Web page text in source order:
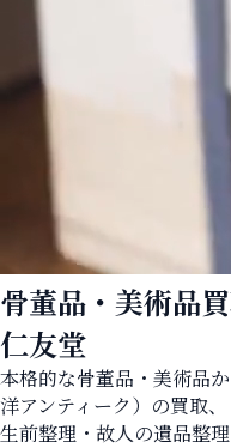
骨董品・美術品
仁友堂
本格的な骨董品・美術品
洋アンティーク）の買取、
生前整理・故人の遺品整